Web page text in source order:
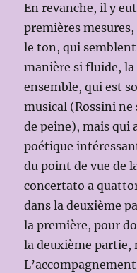
En revanche, il y
premières
le ton, qui
manière si fluide,
ensemble, qui est
musical (Rossini ne
de peine), mais qui
poétique
du point de vue de
concertato a
dans la deuxième
la première, pour
la deuxième partie,